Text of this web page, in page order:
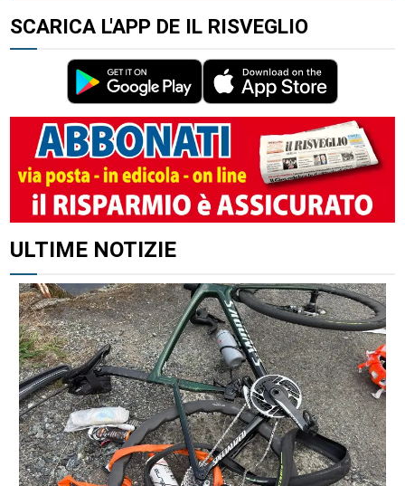
SCARICA L'APP DE IL RISVEGLIO
ULTIME NOTIZIE